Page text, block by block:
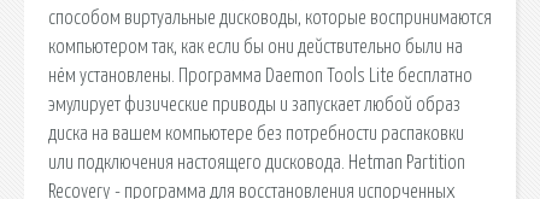
способом виртуальные дисководы, которые воспринимаются
компьютером так, как если бы они действительно были на
нём установлены. Программа Daemon Tools Lite бесплатно
эмулирует физические приводы и запускает любой образ
диска на вашем компьютере без потребности распаковки
или подключения настоящего дисковода. Hetman Partition
Recovery - программа для восстановления испорченных